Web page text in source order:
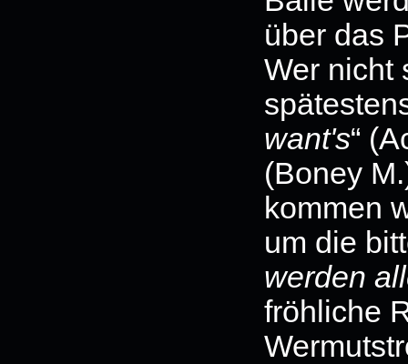
über das
Wer nicht
want's“
(Boney
kommen
um die
werden
fröhliche